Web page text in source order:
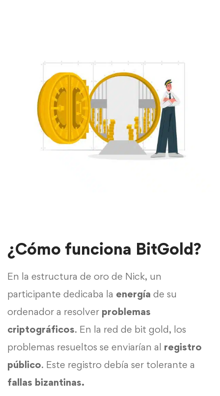
¿Cómo funciona BitGold?
En la estructura de oro de Nick, un
participante dedicaba la energía de su
ordenador a resolver problemas
criptográficos. En la red de bit gold, los
problemas resueltos se enviarían al registro
público. Este registro debía ser tolerante a
fallas bizantinas.